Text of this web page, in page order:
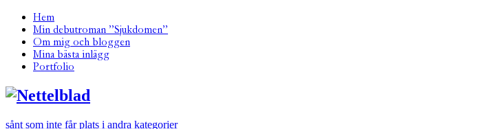
Hem
Min debutroman ”Sjukdomen”
Om mig och bloggen
Mina bästa inlägg
Portfolio
sånt som inte får plats i andra kategorier